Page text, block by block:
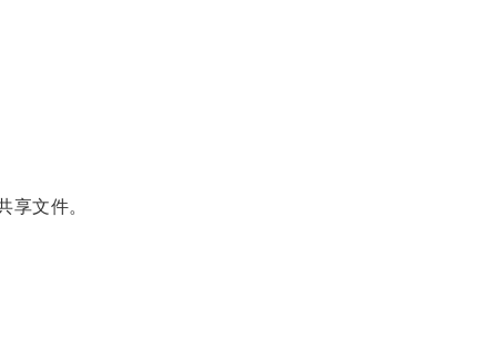
文件。